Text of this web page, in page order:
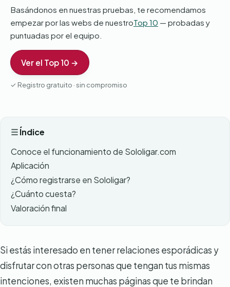
Basándonos en nuestras pruebas, te recomendamos
empezar por las webs de nuestroTop 10 — probadas y
puntuadas por el equipo.
Ver el Top 10 →
✓ Registro gratuito · sin compromiso
Índice
Conoce el funcionamiento de Sololigar.com
Aplicación
¿Cómo registrarse en Sololigar?
¿Cuánto cuesta?
Valoración final
Si estás interesado en tener relaciones esporádicas y
disfrutar con otras personas que tengan tus mismas
intenciones, existen muchas páginas que te brindan